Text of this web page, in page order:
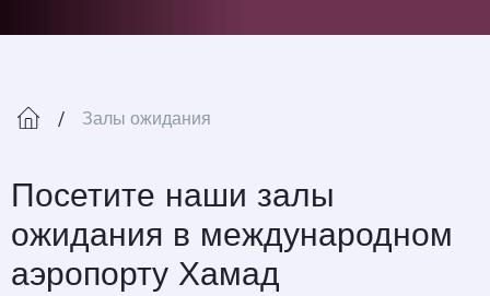
Залы ожидания
Посетите наши залы
ожидания в международном
аэропорту Хамад